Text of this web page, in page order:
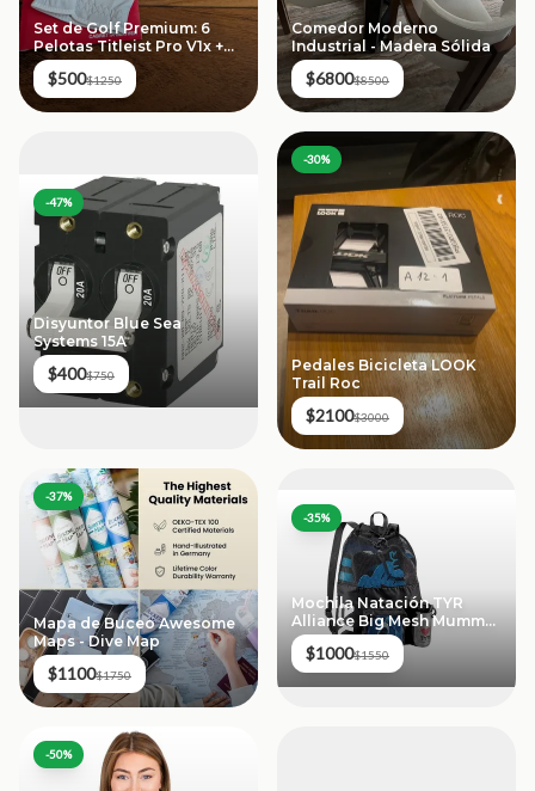
Set de Golf Premium: 6
Pelotas Titleist Pro V1x +
Guante Cabretta Leather
$500$1250
Comedor Moderno
Industrial - Madera Sólida
$6800$8500
-47%
Disyuntor Blue Sea
Systems 15A
$400$750
-30%
Pedales Bicicleta LOOK
Trail Roc
$2100$3000
-37%
Mapa de Buceo Awesome
Maps - Dive Map
$1100$1750
-35%
Mochila Natación TYR
Alliance Big Mesh Mummy
40L
$1000$1550
-50%